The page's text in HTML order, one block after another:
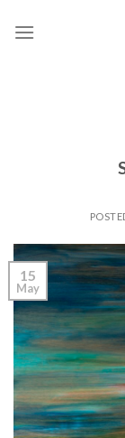
15
May